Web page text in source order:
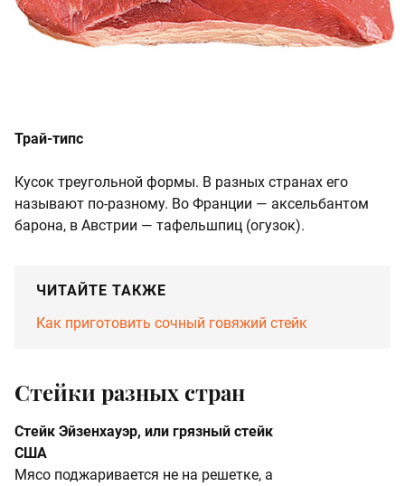
Трай-типс
Кусок треугольной формы. В разных странах его
называют по-разному. Во Франции — аксельбантом
барона, в Австрии — тафельшпиц (огузок).
ЧИТАЙТЕ ТАКЖЕ
Как приготовить сочный говяжий стейк
Стейки разных стран
Стейк Эйзенхауэр, или грязный стейк
США
Мясо поджаривается не на решетке, а